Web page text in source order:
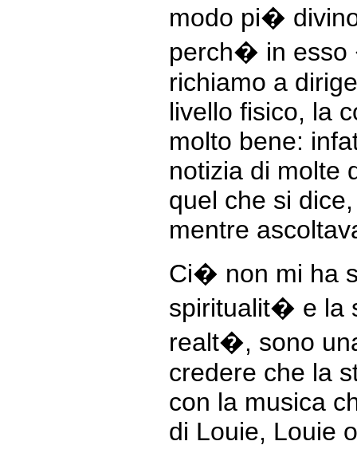
modo pi�
perch� in
richiamo a
livello fisico, la
molto bene:
notizia di molte
quel che si
mentre
Ci� non mi ha
spiritualit� e la
realt�, sono
credere che la
con la musica
di Louie, Louie